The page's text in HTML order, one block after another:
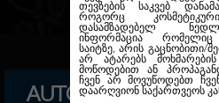
თევზების საკვებ
როგორც
დასამზადებელ
ინფორმაცია რომელიც
საიტზე, არის გაცნობითი/
არ ატარებს
მოწოდებით ან
ჩვენ არ მოვუწოდებთ
დაარღვიონ საქართვეოს
AUTO LENNON